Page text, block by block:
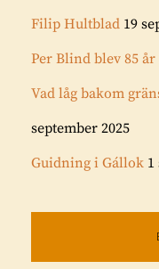
Filip Hultblad 19
Per Blind blev 85 år
Vad låg bakom
september 2025
Guidning i Gállok 1